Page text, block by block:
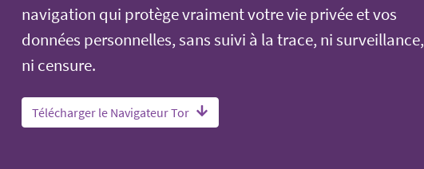
navigation qui protège vraiment votre vie privée et vos
données personnelles, sans suivi à la trace, ni surveillance,
ni censure.
Télécharger le Navigateur Tor